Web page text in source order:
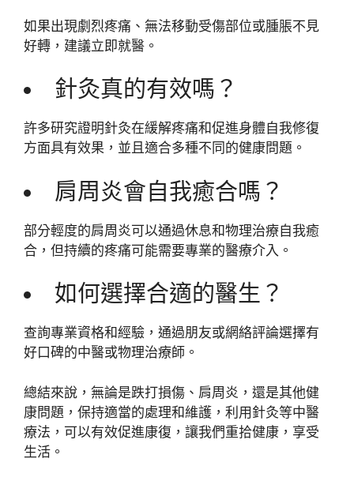
如果出現劇烈疼痛、無法移動受傷部位或腫脹不見
好轉，建議立即就醫。
針灸真的有效嗎？
許多研究證明針灸在緩解疼痛和促進身體自我修復
方面具有效果，並且適合多種不同的健康問題。
肩周炎會自我癒合嗎？
部分輕度的肩周炎可以通過休息和物理治療自我癒
合，但持續的疼痛可能需要專業的醫療介入。
如何選擇合適的醫生？
查詢專業資格和經驗，通過朋友或網絡評論選擇有
好口碑的中醫或物理治療師。
總結來說，無論是跌打損傷、肩周炎，還是其他健
康問題，保持適當的處理和維護，利用針灸等中醫
療法，可以有效促進康復，讓我們重拾健康，享受
生活。